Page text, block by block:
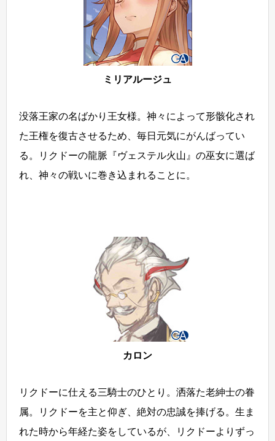
ミリアルージュ
没落王家の名ばかり王女様。神々によって形骸化され
た王権を復古させるため、毎日元気にがんばってい
る。リクドーの龍脈『ヴェステル火山』の巫女に選ば
れ、神々の戦いに巻き込まれることに。
カロン
リクドーに仕える三騎士のひとり。洒落た老紳士の眷
属。リクドーを主と仰ぎ、絶対の忠誠を捧げる。生ま
れた時から年経た姿をしているが、リクドーよりずっ